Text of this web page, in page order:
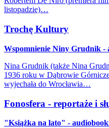
listopadzie)…
Trochę Kultury
Wspomnienie Niny Grudnik -
Nina Grudnik (także Nina
1936 roku w Dąbrowie
wyjechała do Wrocławia…
Fonosfera - reportaże i
"Książka na lato" -